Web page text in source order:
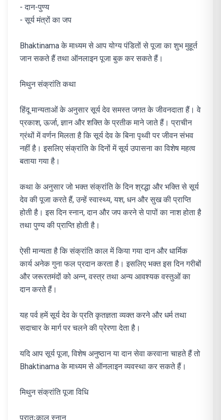
- दान-पुण्य
- सूर्य मंत्रों का जप
Bhaktinama के माध्यम से आप योग्य पंडितों से पूजा का शुभ मुहूर्त
जान सकते हैं तथा ऑनलाइन पूजा बुक कर सकते हैं।
मिथुन संक्रांति कथा
हिंदू मान्यताओं के अनुसार सूर्य देव समस्त जगत के जीवनदाता हैं। वे
प्रकाश, ऊर्जा, ज्ञान और शक्ति के प्रतीक माने जाते हैं। प्राचीन
ग्रंथों में वर्णन मिलता है कि सूर्य देव के बिना पृथ्वी पर जीवन संभव
नहीं है। इसलिए संक्रांति के दिनों में सूर्य उपासना का विशेष महत्व
बताया गया है।
कथा के अनुसार जो भक्त संक्रांति के दिन श्रद्धा और भक्ति से सूर्य
देव की पूजा करते हैं, उन्हें स्वास्थ्य, यश, धन और सुख की प्राप्ति
होती है। इस दिन स्नान, दान और जप करने से पापों का नाश होता है
तथा पुण्य की प्राप्ति होती है।
ऐसी मान्यता है कि संक्रांति काल में किया गया दान और धार्मिक
कार्य अनेक गुना फल प्रदान करता है। इसलिए भक्त इस दिन गरीबों
और जरूरतमंदों को अन्न, वस्त्र तथा अन्य आवश्यक वस्तुओं का
दान करते हैं।
यह पर्व हमें सूर्य देव के प्रति कृतज्ञता व्यक्त करने और धर्म तथा
सदाचार के मार्ग पर चलने की प्रेरणा देता है।
यदि आप सूर्य पूजा, विशेष अनुष्ठान या दान सेवा करवाना चाहते हैं तो
Bhaktinama के माध्यम से ऑनलाइन व्यवस्था कर सकते हैं।
मिथुन संक्रांति पूजा विधि
प्रातःकाल स्नान